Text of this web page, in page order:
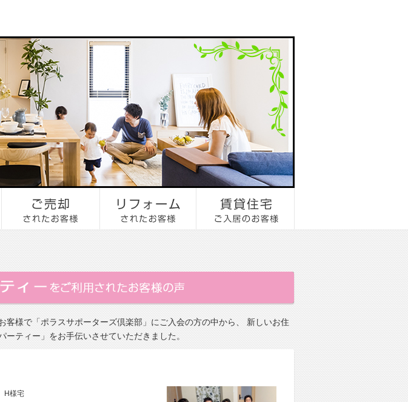
客様で「ポラスサポーターズ倶楽部」にご入会の方の中から、 新しいお住
ーティー」をお手伝いさせていただきました。
H様宅